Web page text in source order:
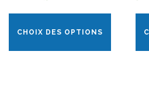
CHOIX DES OPTIONS